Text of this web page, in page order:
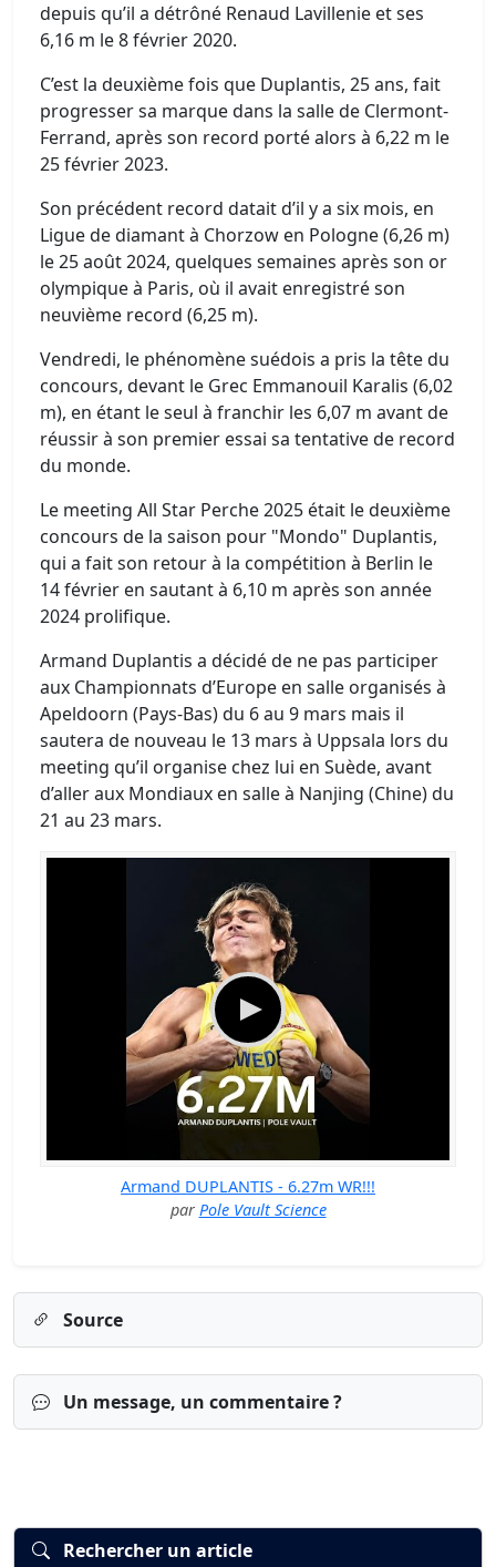
depuis qu’il a détrôné Renaud Lavillenie et ses
6,16 m le 8 février 2020.
C’est la deuxième fois que Duplantis, 25 ans, fait
progresser sa marque dans la salle de Clermont-
Ferrand, après son record porté alors à 6,22 m le
25 février 2023.
Son précédent record datait d’il y a six mois, en
Ligue de diamant à Chorzow en Pologne (6,26 m)
le 25 août 2024, quelques semaines après son or
olympique à Paris, où il avait enregistré son
neuvième record (6,25 m).
Vendredi, le phénomène suédois a pris la tête du
concours, devant le Grec Emmanouil Karalis (6,02
m), en étant le seul à franchir les 6,07 m avant de
réussir à son premier essai sa tentative de record
du monde.
Le meeting All Star Perche 2025 était le deuxième
concours de la saison pour "Mondo" Duplantis,
qui a fait son retour à la compétition à Berlin le
14 février en sautant à 6,10 m après son année
2024 prolifique.
Armand Duplantis a décidé de ne pas participer
aux Championnats d’Europe en salle organisés à
Apeldoorn (Pays-Bas) du 6 au 9 mars mais il
sautera de nouveau le 13 mars à Uppsala lors du
meeting qu’il organise chez lui en Suède, avant
d’aller aux Mondiaux en salle à Nanjing (Chine) du
21 au 23 mars.
Armand DUPLANTIS - 6.27m WR!!!
par Pole Vault Science
Source
Un message, un commentaire ?
Rechercher un article